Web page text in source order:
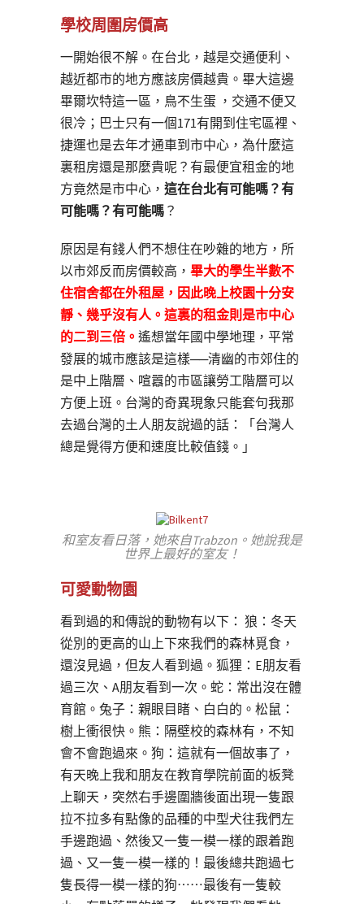
學校周圍房價高
一開始很不解。在台北，越是交通便利、
越近都市的地方應該房價越貴。畢大這邊
畢爾坎特這一區，鳥不生蛋 ，交通不便又
很冷；巴士只有一個171有開到住宅區裡、
捷運也是去年才通車到市中心，為什麼這
裏租房還是那麼貴呢？有最便宜租金的地
方竟然是市中心， 這在台北有可能嗎？有
可能嗎？有可能嗎 ？
原因是有錢人們不想住在吵雜的地方，所
以市郊反而房價較高， 畢大的學生半數不
住宿舍都在外租屋，因此晚上校園十分安
靜、幾乎沒有人。這裏的租金則是市中心
的二到三倍。 遙想當年國中學地理，平常
發展的城市應該是這樣──清幽的市郊住的
是中上階層、喧囂的市區讓勞工階層可以
方便上班。台灣的奇異現象只能套句我那
去過台灣的土人朋友說過的話：「台灣人
總是覺得方便和速度比較值錢。」
和室友看日落，她來自Trabzon。她說我是
世界上最好的室友！
可愛動物園
看到過的和傳說的動物有以下： 狼：冬天
從別的更高的山上下來我們的森林覓食，
還沒見過，但友人看到過。狐狸：E朋友看
過三次、A朋友看到一次。蛇：常出沒在體
育館。兔子：親眼目睹、白白的。松鼠：
樹上衝很快。熊：隔壁校的森林有，不知
會不會跑過來。狗：這就有一個故事了，
有天晚上我和朋友在教育學院前面的板凳
上聊天，突然右手邊圍牆後面出現一隻跟
拉不拉多有點像的品種的中型犬往我們左
手邊跑過、然後又一隻一模一樣的跟着跑
過、又一隻一模一樣的！最後總共跑過七
隻長得一模一樣的狗⋯⋯最後有一隻較